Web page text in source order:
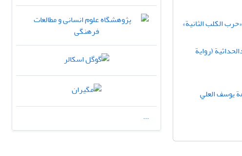
الكلب الثانية»
(روایة
يوسف العلي
...